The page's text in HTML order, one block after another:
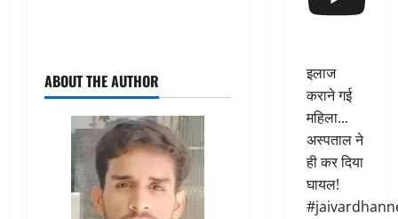
ABOUT THE AUTHOR
इलाज
कराने गई
महिला...
अस्पताल ने
ही कर दिया
घायल!